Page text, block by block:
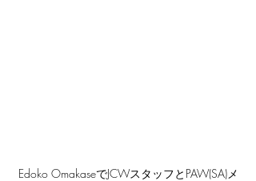
Edoko OmakaseでJCWスタッフとPAW(SA)メ